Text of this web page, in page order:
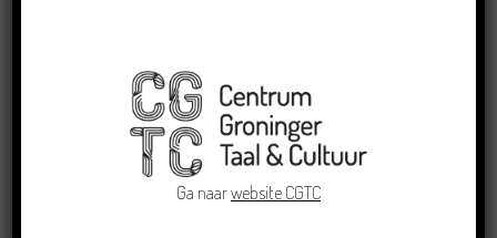
RECENTE BERICHTEN
Ga naarwebsite CGTC